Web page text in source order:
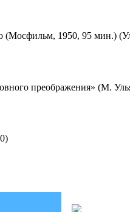
(Мосфильм, 1950, 95 мин.)
преображения» (М.